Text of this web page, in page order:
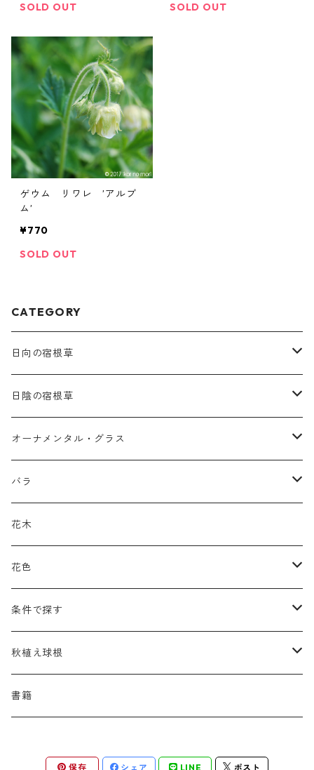
SOLD OUT
SOLD OUT
ゲウム リワレ ’アルブ
ム’
¥770
SOLD OUT
CATEGORY
日向の宿根草
ア行
アガパンツス
アキレア
アストランティア
アデノフォラ
カ行
カラミンタ
カルタ
クランベ
クロコスミア
サ行
サルウィア
サングイソルバ
セリヌム
タ行
タナケツム
タリクトルム
ディギタリス
ナ行
ネペタ
ハ行
パエオニア
バプティシア
マ行
ムクゲニア
ラ行
日陰の宿根草
ア行
アクタエア
アコニツム
アルンクス
ウィオラ
カ行
ギボウシ
キレンゲショウマ
タ行
ティアレラ
ドイツスズラン
ハ行
ブルネラ
プルモナリア
マ行
メルテンシア
ラ行
ランプロカプノス
シダ類
オーナメンタル・グラス
ア行
エリムス
カ行
カスマンティウム
カレクス
サ行
スティパ
セスレリア
スポロボルス
タ行
デスカンプシア
ハ行
ハコネクロア
マ行
バラ
原種類
ハマナシの交配種（HRg）
ランブラー
クライマー
半つる
花木
花色
黒
青
緑
条件で探す
蜜源植物
グランドカバーにも良い植物
秋植え球根
アリウム
書籍
保存 シェア LINE ポスト